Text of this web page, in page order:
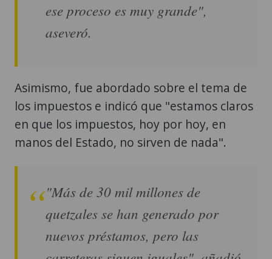
ese proceso es muy grande",
aseveró.
Asimismo, fue abordado sobre el tema de
los impuestos e indicó que "estamos claros
en que los impuestos, hoy por hoy, en
manos del Estado, no sirven de nada".
"Más de 30 mil millones de
quetzales se han generado por
nuevos préstamos, pero las